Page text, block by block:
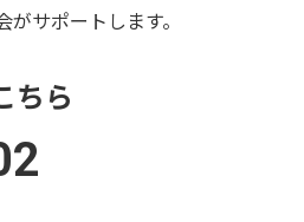
サポートします。
ちら